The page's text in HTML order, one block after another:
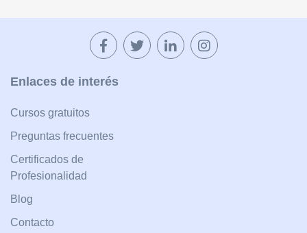
Enlaces de interés
Cursos gratuitos
Preguntas frecuentes
Certificados de
Profesionalidad
Blog
Contacto